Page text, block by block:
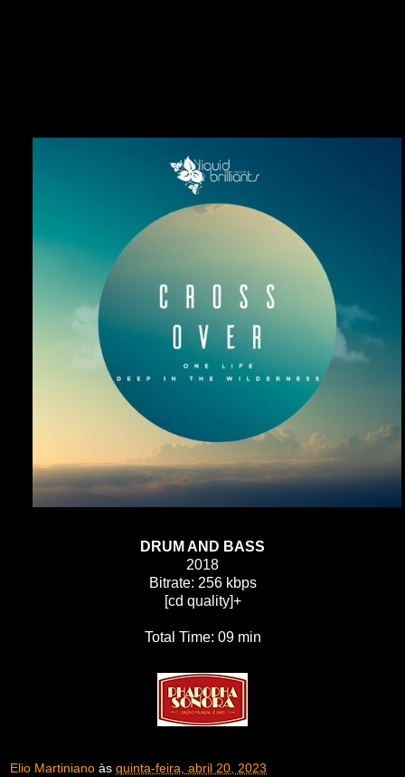
DRUM AND BASS
2018
Bitrate: 256 kbps
[cd quality]+
Total Time: 09 min
Elio Martiniano às quinta-feira, abril 20, 2023